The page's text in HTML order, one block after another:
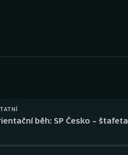
Plážový volejbal
běh: SP Česko – štafeta